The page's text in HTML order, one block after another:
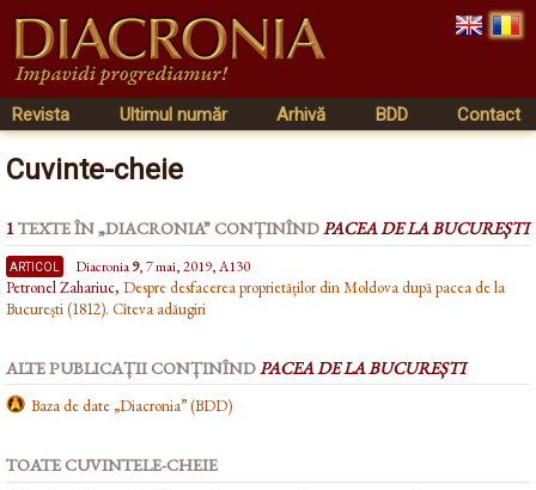
Revista Ultimul număr Arhivă BDD Contact
Cuvinte-cheie
1TEXTE ÎN „DIACRONIA” CONȚINÎNDPACEA DE LA BUCUREȘTI
articol Diacronia9, 7 mai, 2019, A130
Petronel Zahariuc, Despre desfacerea proprietăților din Moldova după pacea de la
București (1812). Cîteva adăugiri
ALTE PUBLICAȚII CONȚINÎND PACEA DE LA BUCUREȘTI
Baza de date „Diacronia” (BDD)
TOATE CUVINTELE-CHEIE